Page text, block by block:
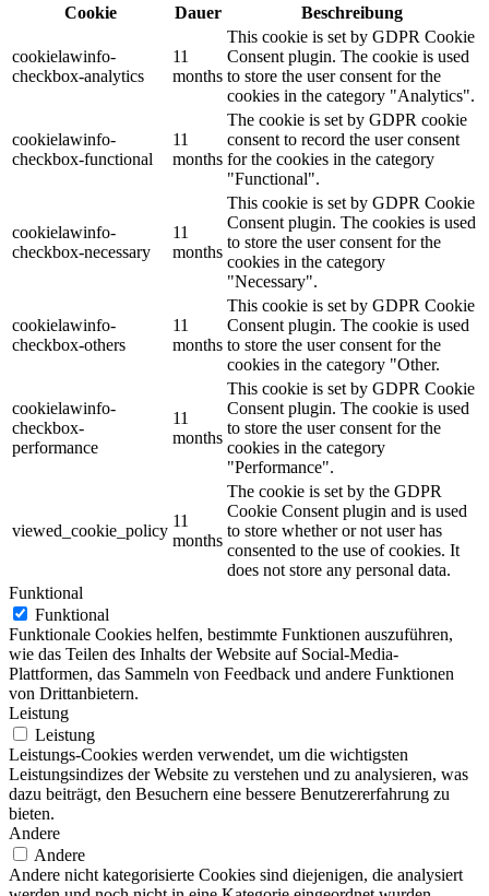
Cookie
Dauer Beschreibung
cookielawinfo-
checkbox-analytics
11
months
This cookie is set by GDPR Cookie
Consent plugin. The cookie is used
to store the user consent for the
cookies in the category "Analytics".
cookielawinfo-
checkbox-functional
11
months
The cookie is set by GDPR cookie
consent to record the user consent
for the cookies in the category
"Functional".
cookielawinfo-
checkbox-necessary
11
months
This cookie is set by GDPR Cookie
Consent plugin. The cookies is used
to store the user consent for the
cookies in the category
"Necessary".
cookielawinfo-
checkbox-others
11
months
This cookie is set by GDPR Cookie
Consent plugin. The cookie is used
to store the user consent for the
cookies in the category "Other.
cookielawinfo-
checkbox-
performance
11
months
This cookie is set by GDPR Cookie
Consent plugin. The cookie is used
to store the user consent for the
cookies in the category
"Performance".
viewed_cookie_policy
11
months
The cookie is set by the GDPR
Cookie Consent plugin and is used
to store whether or not user has
consented to the use of cookies. It
does not store any personal data.
Funktional
Funktional
Funktionale Cookies helfen, bestimmte Funktionen auszuführen,
wie das Teilen des Inhalts der Website auf Social-Media-
Plattformen, das Sammeln von Feedback und andere Funktionen
von Drittanbietern.
Leistung
Leistung
Leistungs-Cookies werden verwendet, um die wichtigsten
Leistungsindizes der Website zu verstehen und zu analysieren, was
dazu beiträgt, den Besuchern eine bessere Benutzererfahrung zu
bieten.
Andere
Andere
Andere nicht kategorisierte Cookies sind diejenigen, die analysiert